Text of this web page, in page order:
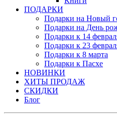
ПОДАРКИ
Подарки на Новый
Подарки на День
Подарки к 14
Подарки к 23
Подарки к 8 марта
Подарки к Пасхе
НОВИНКИ
ХИТЫ ПРОДАЖ
СКИДКИ
Блог